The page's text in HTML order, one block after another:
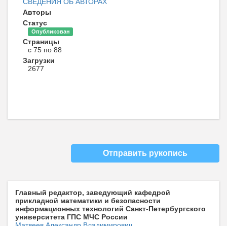
Авторы
Статус
Опубликован
Страницы
с 75 по 88
Загрузки
2677
Отправить рукопись
Главный редактор, заведующий кафедрой
прикладной математики и безопасности
информационных технологий Санкт-Петербургского
университета ГПС МЧС России